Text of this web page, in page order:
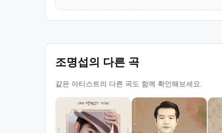
조명섭의 다른 곡
같은 아티스트의 다른 곡도 함께 확인해보세요.